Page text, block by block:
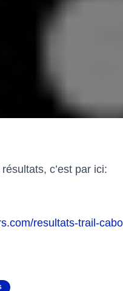
c’est par ici:
resultats-trail-